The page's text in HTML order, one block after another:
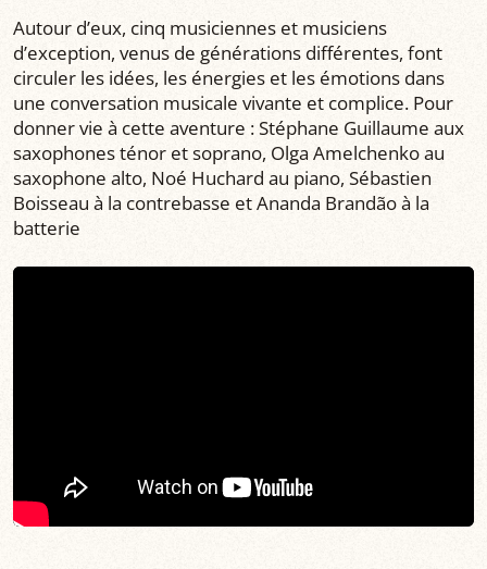
Autour d’eux, cinq musiciennes et musiciens
d’exception, venus de générations différentes, font
circuler les idées, les énergies et les émotions dans
une conversation musicale vivante et complice. Pour
donner vie à cette aventure : Stéphane Guillaume aux
saxophones ténor et soprano, Olga Amelchenko au
saxophone alto, Noé Huchard au piano, Sébastien
Boisseau à la contrebasse et Ananda Brandão à la
batterie